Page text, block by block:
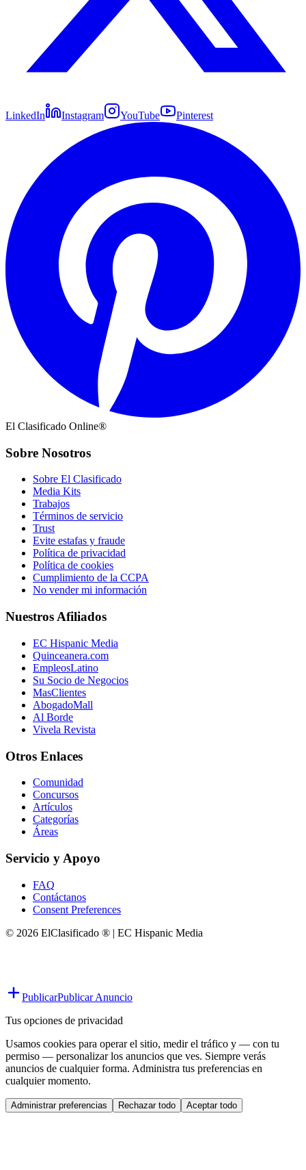
LinkedIn Instagram YouTube Pinterest
El Clasificado Online®
Sobre Nosotros
Sobre El Clasificado
Media Kits
Trabajos
Términos de servicio
Trust
Evite estafas y fraude
Política de privacidad
Política de cookies
Cumplimiento de la CCPA
No vender mi información
Nuestros Afiliados
EC Hispanic Media
Quinceanera.com
EmpleosLatino
Su Socio de Negocios
MasClientes
AbogadoMall
Al Borde
Vivela Revista
Otros Enlaces
Comunidad
Concursos
Artículos
Categorías
Áreas
Servicio y Apoyo
FAQ
Contáctanos
Consent Preferences
© 2026 ElClasificado ® | EC Hispanic Media
PublicarPublicar Anuncio
Tus opciones de privacidad
Usamos cookies para operar el sitio, medir el tráfico y — con tu
permiso — personalizar los anuncios que ves. Siempre verás
anuncios de cualquier forma. Administra tus preferencias en
cualquier momento.
Administrar preferencias Rechazar todo Aceptar todo